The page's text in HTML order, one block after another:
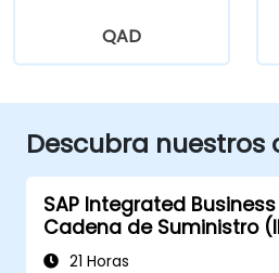
QAD
Descubra nuestros
SAP Integrated
Cadena de Suministro
21 Horas